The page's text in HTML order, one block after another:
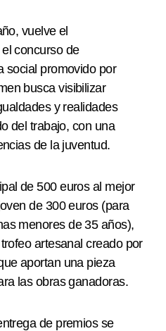
vuelve el
concurso de
social promovido por
busca visibilizar
y realidades
del trabajo, con una
de la juventud.
de 500 euros al mejor
de 300 euros (para
menores de 35 años),
artesanal creado por
aportan una pieza
las obras ganadoras.
de premios se